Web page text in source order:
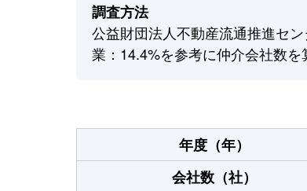
調査方法
公益財団法人不動産流通推進セ
業：14.4%を参考に仲介会社数を
年度（年）
会社数（社）